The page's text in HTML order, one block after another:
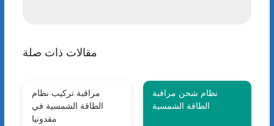
مقالات ذات صلة
مراقبة تركيب نظام
الطاقة الشمسية في
مقدونيا
نظام شحن مراقبة
الطاقة الشمسية